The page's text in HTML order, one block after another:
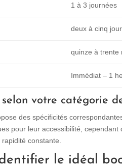
1 à 3 journées
deux à cinq
quinze à trente
Immédiat – 1
votre catégorie
des spécificités
pour leur accessibilité,
constante.
le idéal